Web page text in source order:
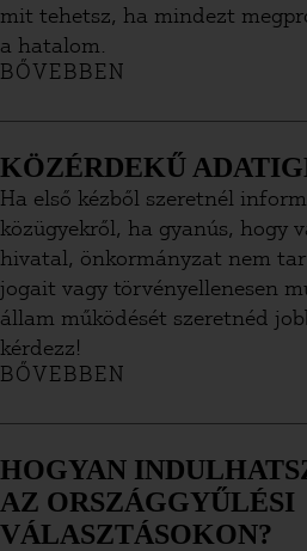
mit tehetsz, ha mindezt
a hatalom.
BŐVEBBEN
KÖZÉRDEKŰ
Ha első kézből szeretnél
közügyekről, ha gyanús, hogy
hivatal, önkormányzat nem
jogait vagy törvényellenesen
állam működését szeretnéd
kérdezz!
BŐVEBBEN
HOGYAN
AZ ORSZÁGGYŰLÉSI
VÁLASZTÁSOKON?